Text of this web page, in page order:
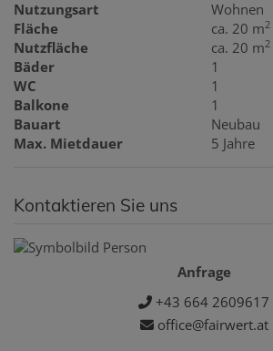
Nutzungsart
Wohnen
Fläche
ca. 20 m2
Nutzfläche ca. 20 m2
Bäder
1
WC
1
Balkone
1
Bauart
Neubau
Max. Mietdauer
5 Jahre
Kontaktieren Sie uns
Anfrage
+43 664 2609617
office@fairwert.at